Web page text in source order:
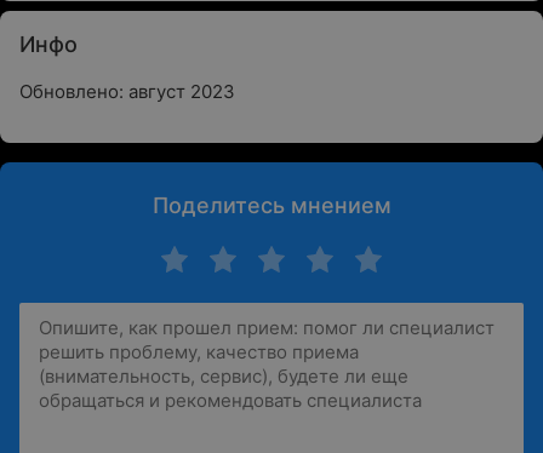
Инфо
Обновлено: август 2023
Поделитесь мнением